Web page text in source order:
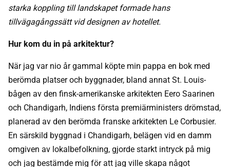
starka koppling till landskapet formade hans
tillvägagångssätt vid designen av hotellet.
Hur kom du in på arkitektur?
När jag var nio år gammal köpte min pappa en bok med
berömda platser och byggnader, bland annat St. Louis-
bågen av den finsk-amerikanske arkitekten Eero Saarinen
och Chandigarh, Indiens första premiärministers drömstad,
planerad av den berömda franske arkitekten Le Corbusier.
En särskild byggnad i Chandigarh, belägen vid en damm
omgiven av lokalbefolkning, gjorde starkt intryck på mig
och jag bestämde mig för att jag ville skapa något